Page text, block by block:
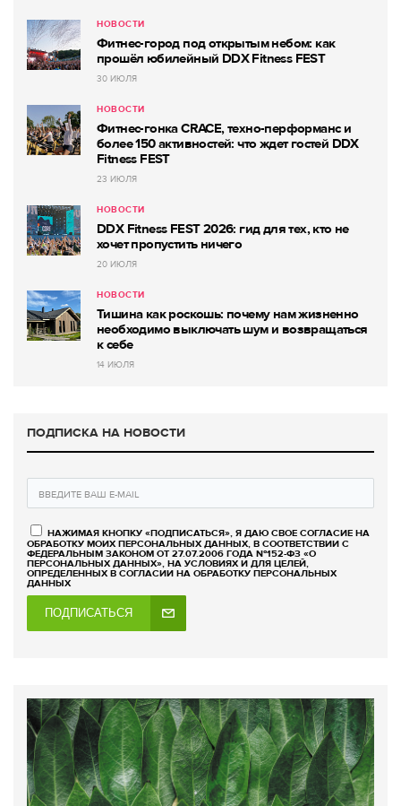
НОВОСТИ
Фитнес-город под открытым небом: как
прошёл юбилейный DDX Fitness FEST
30 ИЮЛЯ
НОВОСТИ
Фитнес-гонка CRACE, техно-перформанс и
более 150 активностей: что ждет гостей DDX
Fitness FEST
23 ИЮЛЯ
НОВОСТИ
DDX Fitness FEST 2026: гид для тех, кто не
хочет пропустить ничего
20 ИЮЛЯ
НОВОСТИ
Тишина как роскошь: почему нам жизненно
необходимо выключать шум и возвращаться
к себе
14 ИЮЛЯ
ПОДПИСКА НА НОВОСТИ
НАЖИМАЯ КНОПКУ «ПОДПИСАТЬСЯ», Я ДАЮ СВОЕ СОГЛАСИЕ НА
ОБРАБОТКУ МОИХ ПЕРСОНАЛЬНЫХ ДАННЫХ, В СООТВЕТСТВИИ С
ФЕДЕРАЛЬНЫМ ЗАКОНОМ ОТ 27.07.2006 ГОДА №152-ФЗ «О
ПЕРСОНАЛЬНЫХ ДАННЫХ», НА УСЛОВИЯХ И ДЛЯ ЦЕЛЕЙ,
ОПРЕДЕЛЕННЫХ В СОГЛАСИИ НА ОБРАБОТКУ ПЕРСОНАЛЬНЫХ
ДАННЫХ
ПОДПИСАТЬСЯ